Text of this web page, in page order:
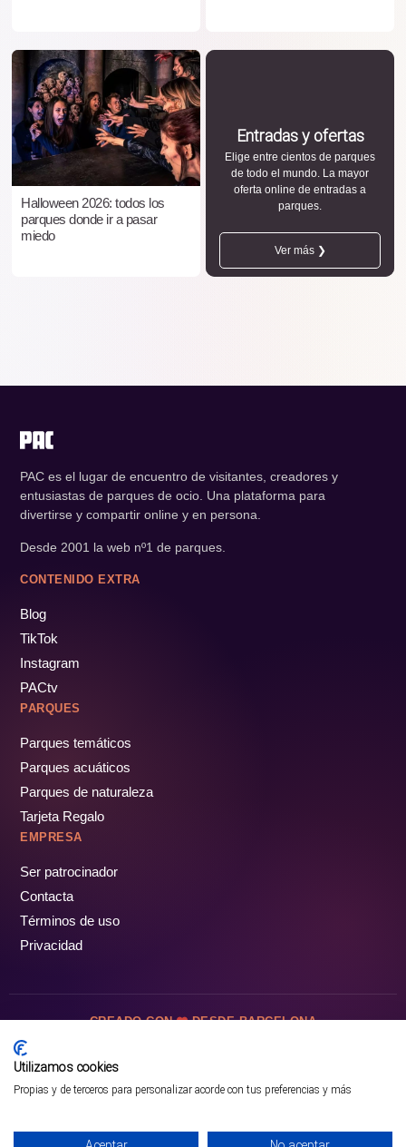
Halloween 2026: todos los
parques donde ir a pasar
miedo
Entradas y ofertas
Elige entre cientos de parques
de todo el mundo. La mayor
oferta online de entradas a
parques.
Ver más ❯
PAC es el lugar de encuentro de visitantes, creadores y
entusiastas de parques de ocio. Una plataforma para
divertirse y compartir online y en persona.
Desde 2001 la web nº1 de parques.
CONTENIDO EXTRA
Blog
TikTok
Instagram
PACtv
PARQUES
Parques temáticos
Parques acuáticos
Parques de naturaleza
Tarjeta Regalo
EMPRESA
Ser patrocinador
Contacta
Términos de uso
Privacidad
CREADO CON DESDE BARCELONA
Utilizamos cookies
Propias y de terceros para personalizar acorde con tus preferencias y más